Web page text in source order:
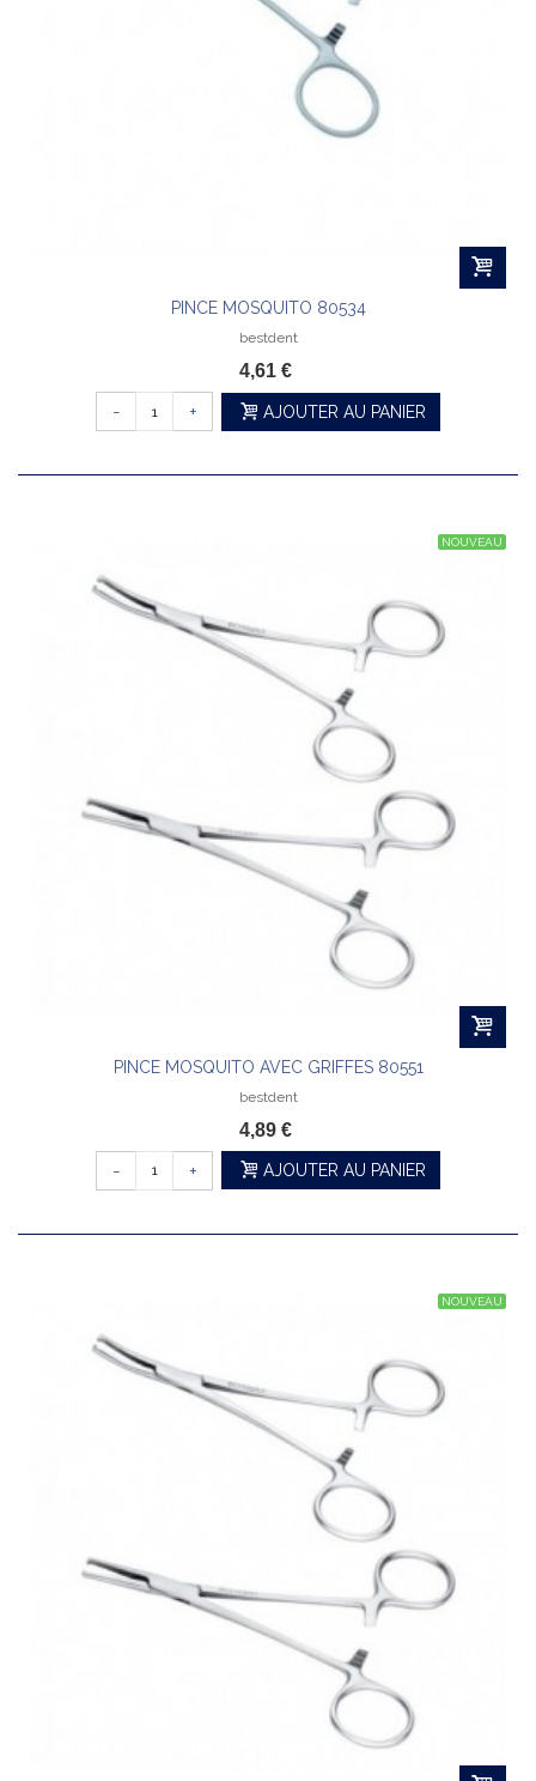
PINCE MOSQUITO 80534
bestdent
4,61 €
- + AJOUTER AU PANIER
NOUVEAU
PINCE MOSQUITO AVEC GRIFFES 80551
bestdent
4,89 €
- + AJOUTER AU PANIER
NOUVEAU